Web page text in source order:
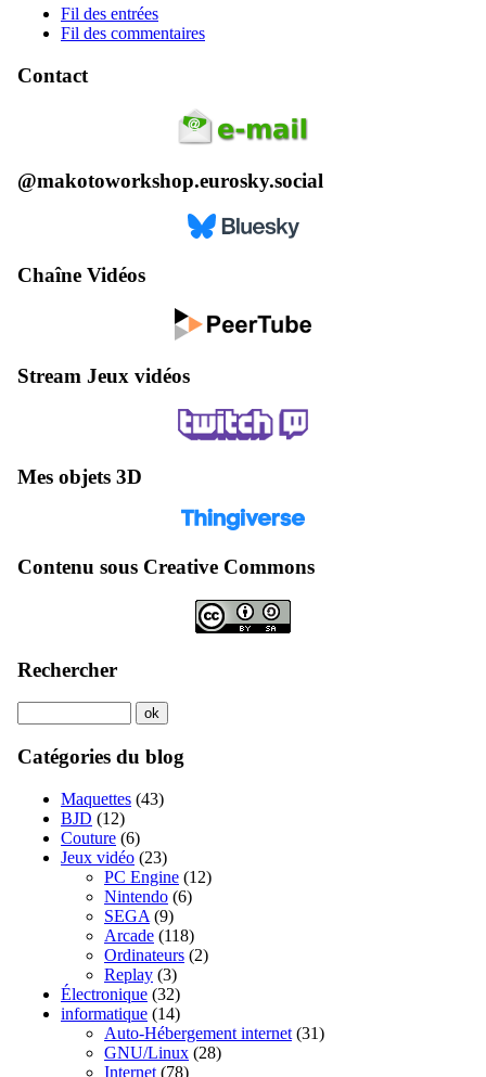
Fil des entrées
Fil des commentaires
Contact
@makotoworkshop.eurosky.social
Chaîne Vidéos
Stream Jeux vidéos
Mes objets 3D
Contenu sous Creative Commons
Rechercher
Catégories du blog
Maquettes (43)
BJD (12)
Couture (6)
Jeux vidéo (23)
PC Engine (12)
Nintendo (6)
SEGA (9)
Arcade (118)
Ordinateurs (2)
Replay (3)
Électronique (32)
informatique (14)
Auto-Hébergement internet (31)
GNU/Linux (28)
Internet (78)